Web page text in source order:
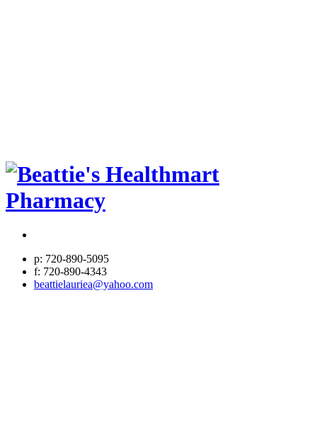
p: 720-890-5095
f: 720-890-4343
beattielauriea@yahoo.com